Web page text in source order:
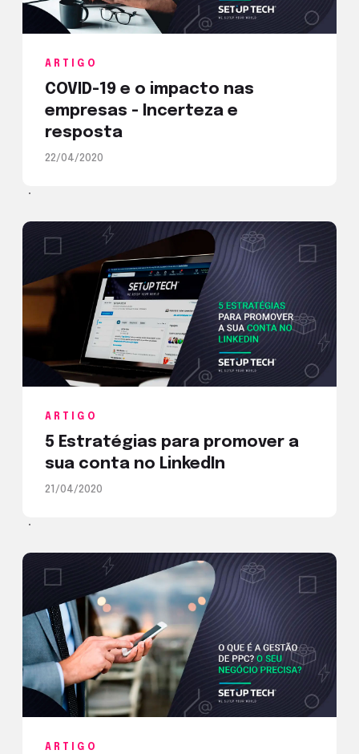
ARTIGO
COVID-19 e o impacto nas
empresas - Incerteza e
resposta
22/04/2020
ARTIGO
5 Estratégias para promover a
sua conta no LinkedIn
21/04/2020
ARTIGO